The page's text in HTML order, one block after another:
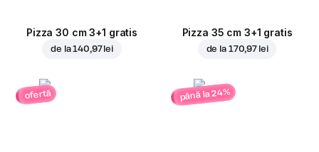
Pizza 30 cm 3+1 gratis
de la140,97 lei
Pizza 35 cm 3+1 gratis
de la 170,97 lei
ofertă până la 24%